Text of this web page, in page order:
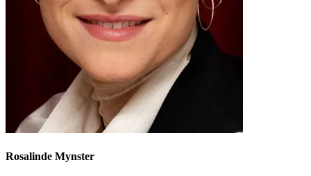
Rosalinde Mynster